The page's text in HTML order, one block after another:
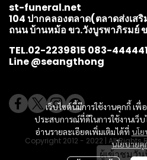
เว็บไซต์นี้มีการใช้งานคุกกี้ เ
ประสบการณ์ที่ดีในการใช้งานเว็
อ่านรายละเอียดเพิ่มเติมได้ที่ นโ
นโยบายคุ
st-funeral.net
104 ปากคลองตลาด(ตลาดส่งเส
ถนน บ้านหม้อ ขว.วังบูรพาภิรมย์
TEL.02-2239815 083-
Line @seangthong
Copyright 2012 - 2022 | All Rights
ผู้เข้าชมวั